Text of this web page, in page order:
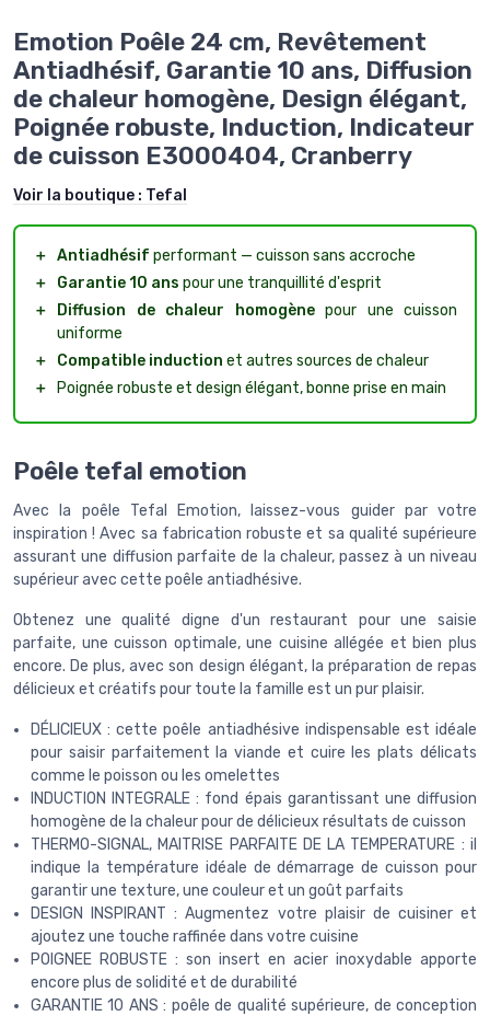
Emotion Poêle 24 cm, Revêtement
Antiadhésif, Garantie 10 ans, Diffusion
de chaleur homogène, Design élégant,
Poignée robuste, Induction, Indicateur
de cuisson E3000404, Cranberry
Voir la boutique : Tefal
＋ Antiadhésif performant — cuisson sans accroche
＋
Garantie 10 ans pour une tranquillité d'esprit
＋
Diffusion de chaleur homogènepour une cuisson
uniforme
＋
Compatible induction et autres sources de chaleur
＋
Poignée robuste et design élégant, bonne prise en main
Poêle tefal emotion
Avec la poêle Tefal Emotion, laissez-vous guider par votre
inspiration ! Avec sa fabrication robuste et sa qualité supérieure
assurant une diffusion parfaite de la chaleur, passez à un niveau
supérieur avec cette poêle antiadhésive.
Obtenez une qualité digne d'un restaurant pour une saisie
parfaite, une cuisson optimale, une cuisine allégée et bien plus
encore. De plus, avec son design élégant, la préparation de repas
délicieux et créatifs pour toute la famille est un pur plaisir.
DÉLICIEUX : cette poêle antiadhésive indispensable est idéale
pour saisir parfaitement la viande et cuire les plats délicats
comme le poisson ou les omelettes
INDUCTION INTEGRALE : fond épais garantissant une diffusion
homogène de la chaleur pour de délicieux résultats de cuisson
THERMO-SIGNAL, MAITRISE PARFAITE DE LA TEMPERATURE : il
indique la température idéale de démarrage de cuisson pour
garantir une texture, une couleur et un goût parfaits
DESIGN INSPIRANT : Augmentez votre plaisir de cuisiner et
ajoutez une touche raffinée dans votre cuisine
POIGNEE ROBUSTE : son insert en acier inoxydable apporte
encore plus de solidité et de durabilité
GARANTIE 10 ANS : poêle de qualité supérieure, de conception